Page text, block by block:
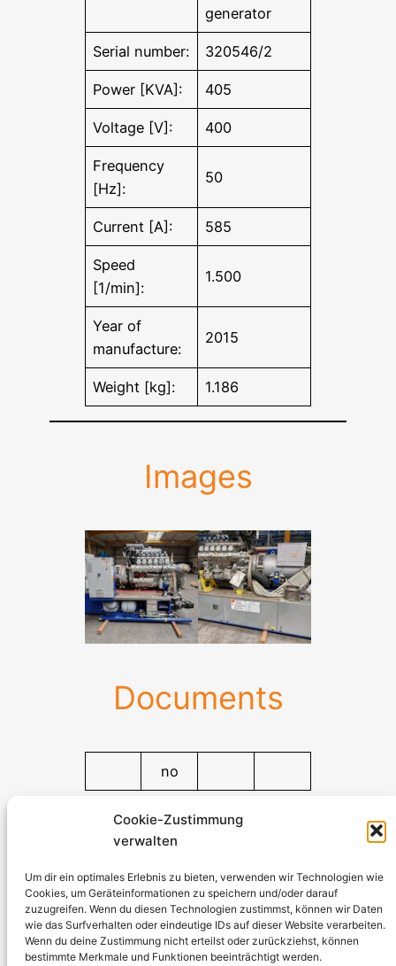
Cookie-Zustimmung
verwalten
Um dir ein optimales Erlebnis zu bieten, verwenden wir Technologien wie
Cookies, um Geräteinformationen zu speichern und/oder darauf
zuzugreifen. Wenn du diesen Technologien zustimmst, können wir Daten
wie das Surfverhalten oder eindeutige IDs auf dieser Website verarbeiten.
Wenn du deine Zustimmung nicht erteilst oder zurückziehst, können
bestimmte Merkmale und Funktionen beeinträchtigt werden.
generator
Serial number: 320546/2
Power [KVA]: 405
Voltage [V]: 400
Frequency
[Hz]:
50
Current [A]: 585
Speed
[1/min]:
1.500
Year of
manufacture:
2015
Weight [kg]: 1.186
Images
Documents
no
Kürtener Straße 13, D-51465 Bergisch Gladbach
Managing Director: Andre Kandlin
Sales Representative: Michael Jochmann